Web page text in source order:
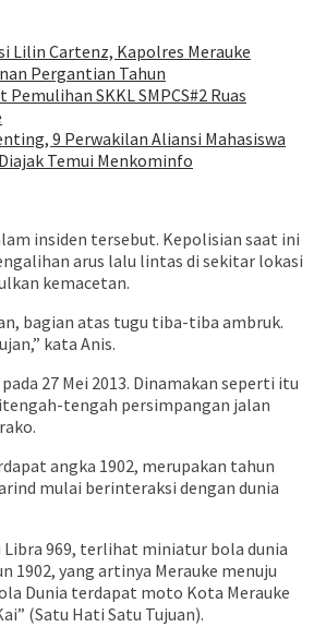
Lilin Cartenz, Kapolres Merauke
Pergantian Tahun
SKKL SMPCS#2 Ruas
9 Perwakilan Aliansi Mahasiswa
Temui Menkominfo
insiden tersebut. Kepolisian saat ini
arus lalu lintas di sekitar lokasi
kemacetan.
bagian atas tugu tiba-tiba ambruk.
kata Anis.
27 Mei 2013. Dinamakan seperti itu
tengah persimpangan jalan
angka 1902, merupakan tahun
mulai berinteraksi dengan dunia
Libra 969, terlihat miniatur bola dunia
1902, yang artinya Merauke menuju
Dunia terdapat moto Kota Merauke
(Satu Hati Satu Tujuan).